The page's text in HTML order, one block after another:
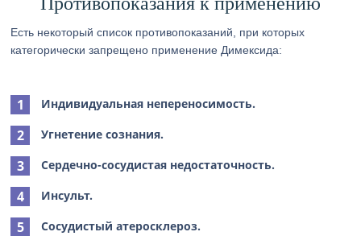
Есть некоторый список противопоказаний, при которых
категорически запрещено применение Димексида:
Индивидуальная непереносимость.
Угнетение сознания.
Сердечно-сосудистая недостаточность.
Инсульт.
Сосудистый атеросклероз.